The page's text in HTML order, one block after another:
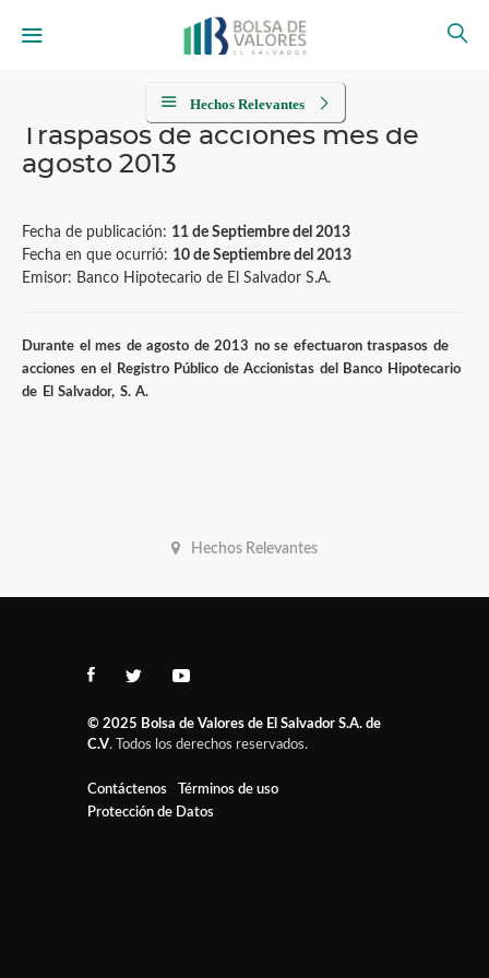
Hechos Relevantes
Traspasos de acciones mes de
agosto 2013
Fecha de publicación: 11 de Septiembre del 2013
Fecha en que ocurrió: 10 de Septiembre del 2013
Emisor: Banco Hipotecario de El Salvador S.A.
Durante el mes de agosto de 2013 no se efectuaron traspasos de
acciones en el Registro Público de Accionistas del Banco Hipotecario
de El Salvador, S. A.
Hechos Relevantes
© 2025 Bolsa de Valores de El Salvador S.A. de
C.V. Todos los derechos reservados.
Contáctenos
Términos de uso
Protección de Datos